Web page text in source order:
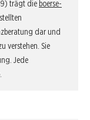
trägt die boerse-
dar und
verstehen. Sie
Jede